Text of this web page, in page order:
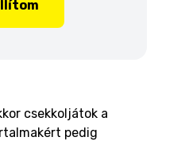
csekkoljátok a
pedig